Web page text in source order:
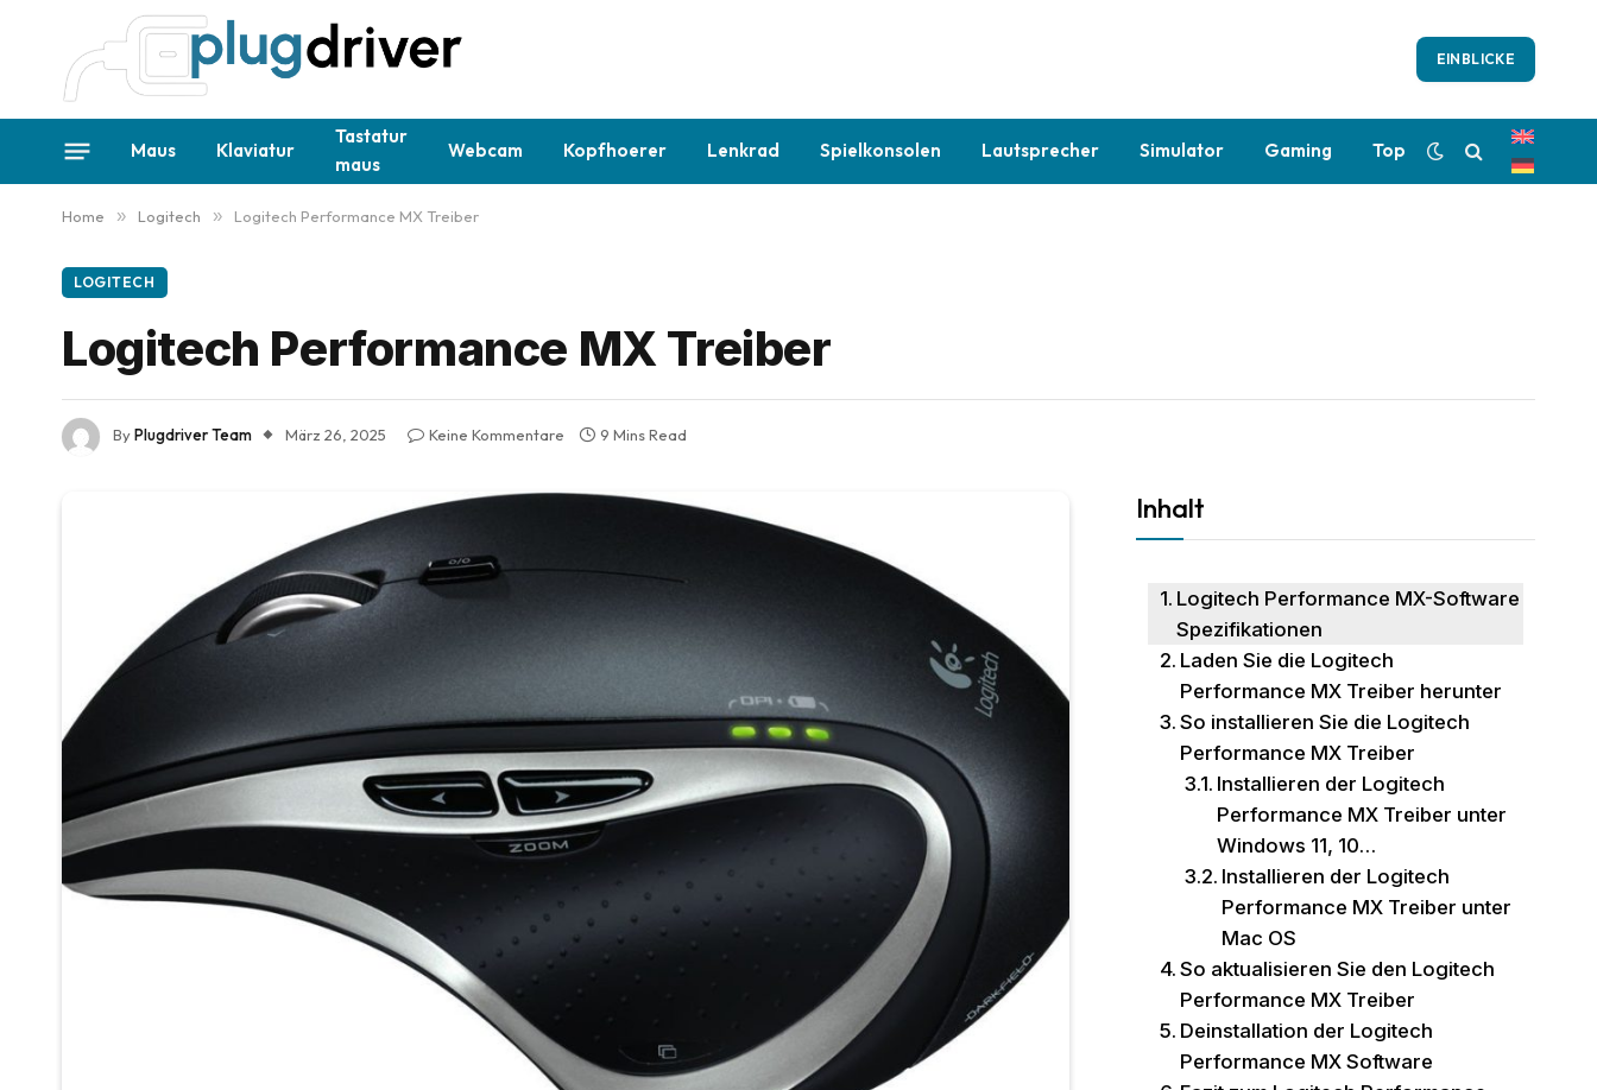
EINBLICKE
Maus Klaviatur
Tastatur
maus
Webcam Kopfhoerer Lenkrad Spielkonsolen Lautsprecher Simulator Gaming Top
Home » Logitech » Logitech Performance MX Treiber
LOGITECH
Logitech Performance MX Treiber
ByPlugdriver Team März 26, 2025 Keine Kommentare 9 Mins Read
Inhalt
Logitech Performance MX-Software
Spezifikationen
Laden Sie die Logitech
Performance MX Treiber herunter
So installieren Sie die Logitech
Performance MX Treiber
Installieren der Logitech
Performance MX Treiber unter
Windows 11, 10…
Installieren der Logitech
Performance MX Treiber unter
Mac OS
So aktualisieren Sie den Logitech
Performance MX Treiber
Deinstallation der Logitech
Performance MX Software